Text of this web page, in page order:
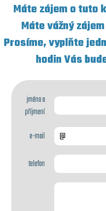
Máte zájem o tuto
Máte vážný
Prosíme, vyplňte
hodin Vás
jméno a
příjmení
e-mail
telefon